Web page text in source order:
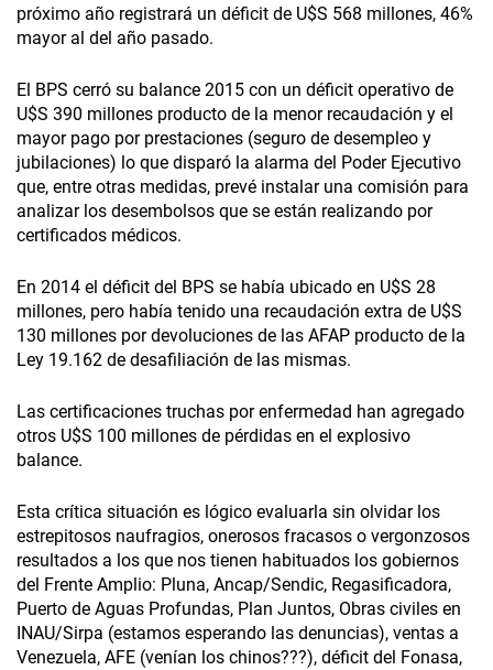
próximo año registrará un déficit de U$S 568 millones, 46%
mayor al del año pasado.
El BPS cerró su balance 2015 con un déficit operativo de
U$S 390 millones producto de la menor recaudación y el
mayor pago por prestaciones (seguro de desempleo y
jubilaciones) lo que disparó la alarma del Poder Ejecutivo
que, entre otras medidas, prevé instalar una comisión para
analizar los desembolsos que se están realizando por
certificados médicos.
En 2014 el déficit del BPS se había ubicado en U$S 28
millones, pero había tenido una recaudación extra de U$S
130 millones por devoluciones de las AFAP producto de la
Ley 19.162 de desafiliación de las mismas.
Las certificaciones truchas por enfermedad han agregado
otros U$S 100 millones de pérdidas en el explosivo
balance.
Esta crítica situación es lógico evaluarla sin olvidar los
estrepitosos naufragios, onerosos fracasos o vergonzosos
resultados a los que nos tienen habituados los gobiernos
del Frente Amplio: Pluna, Ancap/Sendic, Regasificadora,
Puerto de Aguas Profundas, Plan Juntos, Obras civiles en
INAU/Sirpa (estamos esperando las denuncias), ventas a
Venezuela, AFE (venían los chinos???), déficit del Fonasa,